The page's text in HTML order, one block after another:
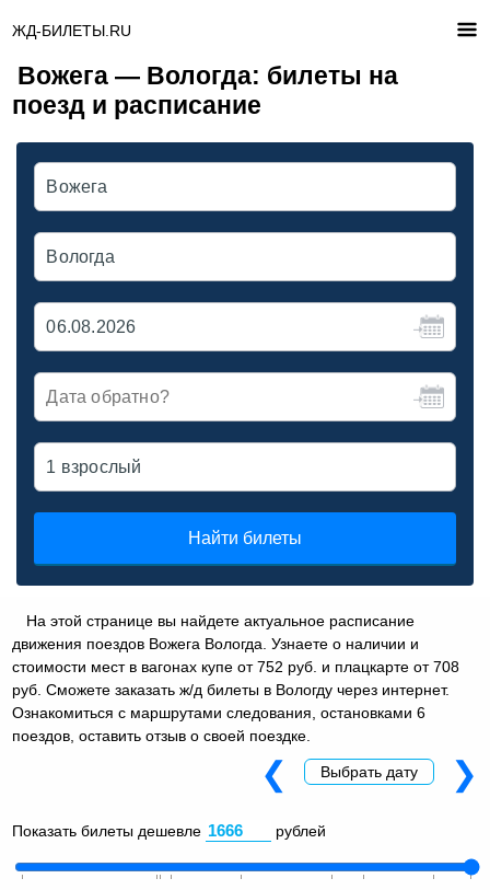
ЖД-БИЛЕТЫ.RU
Вожега — Вологда: билеты на
поезд и расписание
Найти билеты
На этой странице вы найдете актуальное расписание
движения поездов Вожега Вологда. Узнаете о наличии и
стоимости мест в вагонах купе от 752 руб. и плацкарте от 708
руб. Сможете заказать ж/д билеты в Вологду через интернет.
Ознакомиться с маршрутами следования, остановками 6
поездов, оставить отзыв о своей поездке.
Показать билеты дешевле рублей
❮ Выбрать дату ❯